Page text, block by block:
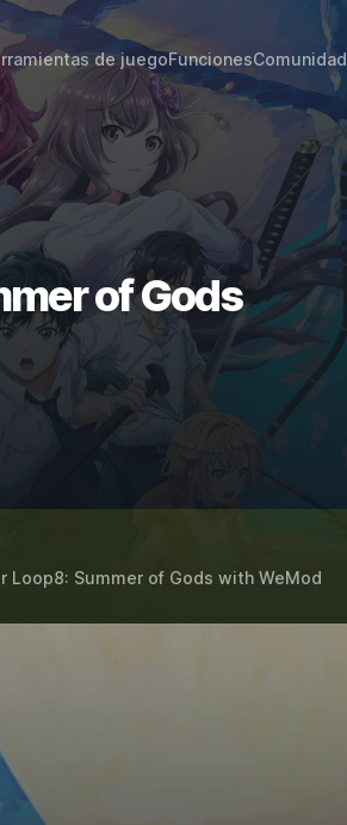
de juegoFuncionesComunidad
of Gods
Loop8: Summer of Gods with WeMod